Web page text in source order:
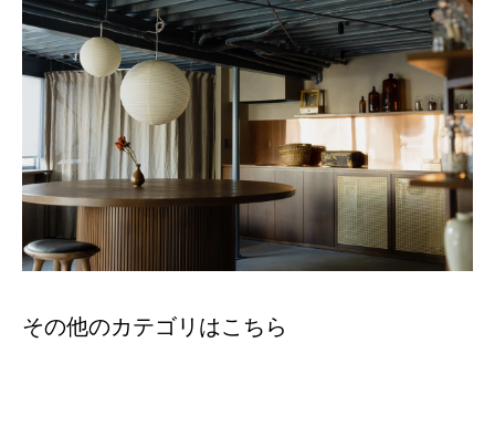
小児に服用させる場合には、保護者の指導監督のもとに服用させてくださ
い。
成分・分量
本品1日量3包（1包1.5ｇ）中
半夏厚朴湯エキス ………………… 2.6 ｇ
ハンゲ ………………………… ６ｇ
ブクリョウ ……………………… ５ｇ
ショウキョウ …………………… １ｇ
ソヨウ ………………………… ２ｇ
その他のカテゴリはこちら